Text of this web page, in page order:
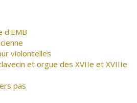
d'EMB
violoncelles
et orgue des XVIIe et XVIIIe
pas